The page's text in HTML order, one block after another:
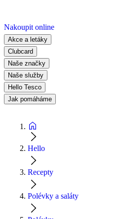
Nakoupit online
Akce a letáky
Clubcard
Naše značky
Naše služby
Hello Tesco
Jak pomáháme
Hello
Recepty
Polévky a saláty